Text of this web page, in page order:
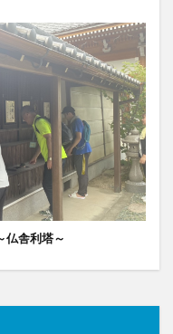
仏舎利塔～